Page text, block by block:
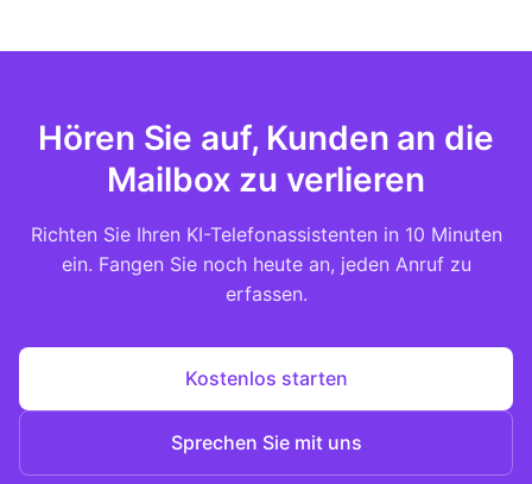
Hören Sie auf, Kunden an die
Mailbox zu verlieren
Richten Sie Ihren KI-Telefonassistenten in 10 Minuten
ein. Fangen Sie noch heute an, jeden Anruf zu
erfassen.
Kostenlos starten
Sprechen Sie mit uns